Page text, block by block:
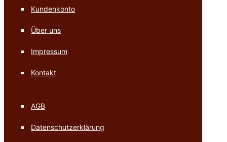
Kundenkonto
Über uns
Impressum
Kontakt
AGB
Datenschutzerklärung